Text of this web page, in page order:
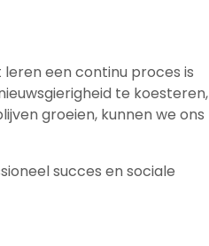
een continu proces is
te koesteren,
groeien, kunnen we ons
succes en sociale